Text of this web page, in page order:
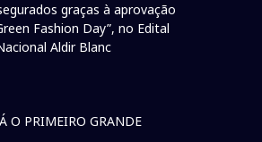
graças à aprovação
Fashion Day”, no Edital
Aldir Blanc
O PRIMEIRO GRANDE